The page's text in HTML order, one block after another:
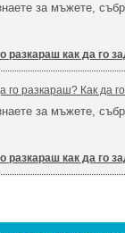
за мъжете,
разкараш как да го
го разкараш? Как да
за мъжете,
разкараш как да го